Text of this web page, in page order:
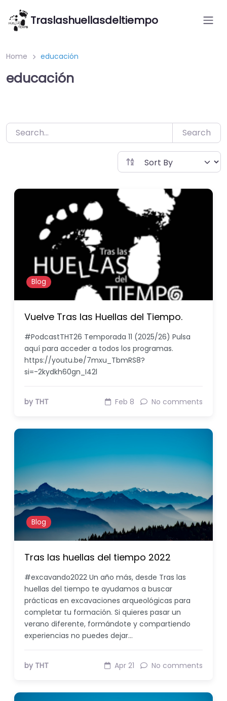
Saltar
contenido
Traslashuellasdeltiempo
Home educación
educación
Search
Blog
Vuelve Tras las Huellas del Tiempo.
#PodcastTHT26 Temporada 11 (2025/26) Pulsa
aquí para acceder a todos los programas.
https://youtu.be/7mxu_TbmRS8?
si=-2kydkh60gn_I42l
by THT Feb 8 No comments
Blog
Tras las huellas del tiempo 2022
#excavando2022 Un año más, desde Tras las
huellas del tiempo te ayudamos a buscar
prácticas en excavaciones arqueológicas para
completar tu formación. Si quieres pasar un
verano diferente, formándote y compartiendo
experiencias no puedes dejar…
by THT Apr 21 No comments